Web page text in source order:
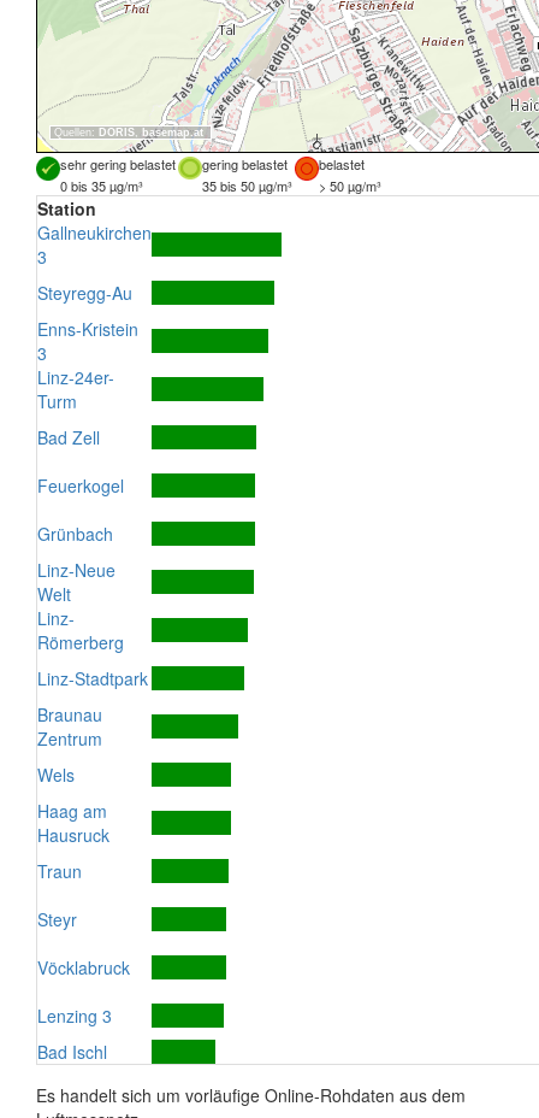
Quellen: DORIS, basemap.at
sehr gering belastet gering belastet
belastet
0 bis 35 µg/m³
35 bis 50 µg/m³ > 50 µg/m³
Station
Gallneukirchen
3
Steyregg-Au
Enns-Kristein
3
Linz-24er-
Turm
Bad Zell
Feuerkogel
Grünbach
Linz-Neue
Welt
Linz-
Römerberg
Linz-Stadtpark
Braunau
Zentrum
Wels
Haag am
Hausruck
Traun
Steyr
Vöcklabruck
Lenzing 3
Bad Ischl
Es handelt sich um vorläufige Online-Rohdaten aus dem